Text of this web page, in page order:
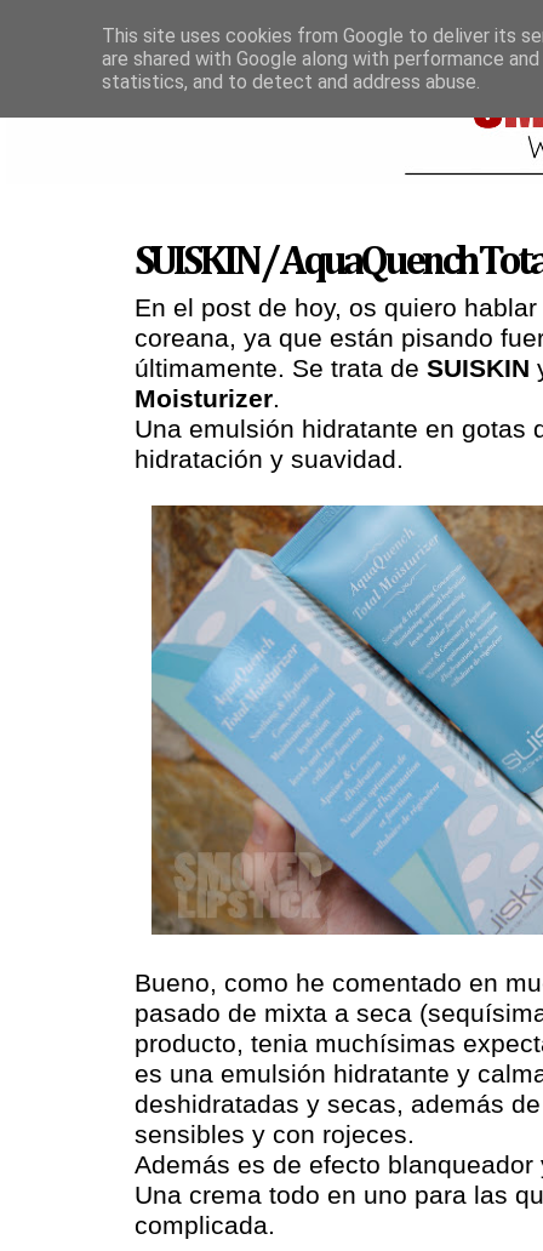
SUISKIN / AquaQuench
En el post de hoy, os quiero
coreana, ya que están pisando
últimamente. Se trata de SUISKIN
Moisturizer.
Una emulsión hidratante en gotas
hidratación y suavidad.
Bueno, como he comentado en
pasado de mixta a seca
producto, tenia muchísimas
es una emulsión hidratante y
deshidratadas y secas, además
sensibles y con rojeces.
Además es de efecto blanqueador
Una crema todo en uno para las
complicada.
This site uses cookies from Google to deliver its
are shared with Google along with performance
statistics, and to detect and address abuse.